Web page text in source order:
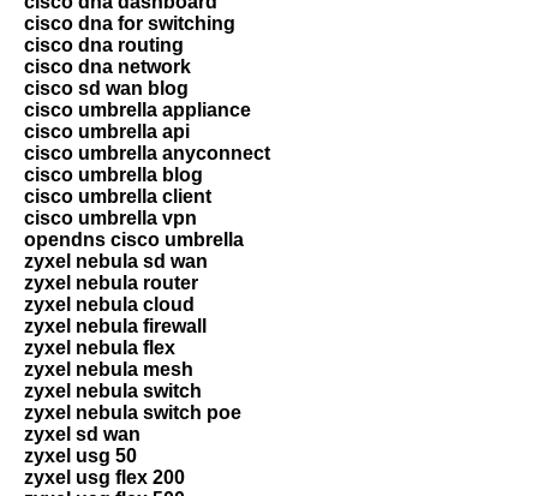
cisco dna for switching
cisco dna routing
cisco dna network
cisco sd wan blog
cisco umbrella appliance
cisco umbrella api
cisco umbrella anyconnect
cisco umbrella blog
cisco umbrella client
cisco umbrella vpn
opendns cisco umbrella
zyxel nebula sd wan
zyxel nebula router
zyxel nebula cloud
zyxel nebula firewall
zyxel nebula flex
zyxel nebula mesh
zyxel nebula switch
zyxel nebula switch poe
zyxel sd wan
zyxel usg 50
zyxel usg flex 200